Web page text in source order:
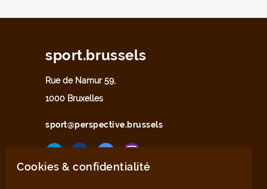
sport.brussels
Rue de Namur 59,
1000 Bruxelles
sport@perspective.brussels
Cookies & confidentialité